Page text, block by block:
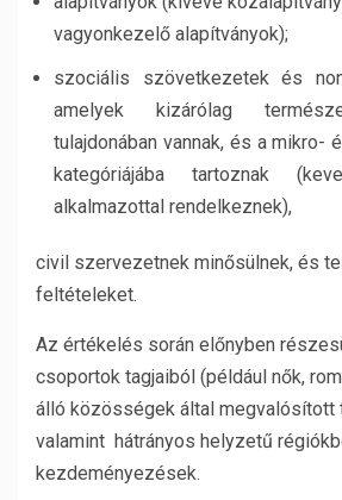
vagyonkezelő alapítványok);
szociális szövetkezetek és
amelyek kizárólag
tulajdonában vannak, és a mikro-
kategóriájába tartoznak
alkalmazottal rendelkeznek),
civil szervezetnek minősülnek, és
feltételeket.
Az értékelés során előnyben
csoportok tagjaiból (például nők,
álló közösségek által megvalósított
valamint hátrányos helyzetű
kezdeményezések.